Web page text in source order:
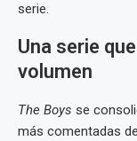
serie.
Una serie
volumen
The Boys se
más comentadas